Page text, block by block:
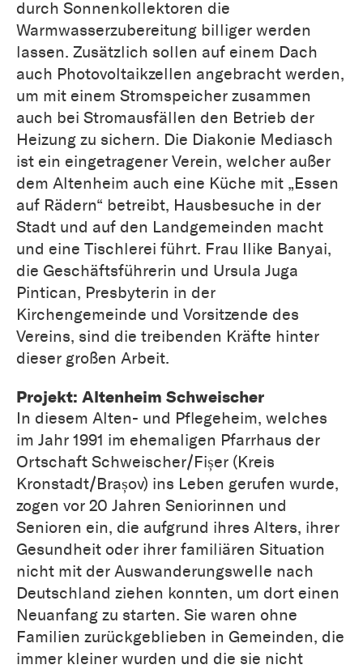
durch Sonnenkollektoren die
Warmwasserzubereitung billiger werden
lassen. Zusätzlich sollen auf einem Dach
auch Photovoltaikzellen angebracht werden,
um mit einem Stromspeicher zusammen
auch bei Stromausfällen den Betrieb der
Heizung zu sichern. Die Diakonie Mediasch
ist ein eingetragener Verein, welcher außer
dem Altenheim auch eine Küche mit „Essen
auf Rädern“ betreibt, Hausbesuche in der
Stadt und auf den Landgemeinden macht
und eine Tischlerei führt. Frau Ilike Banyai,
die Geschäftsführerin und Ursula Juga
Pintican, Presbyterin in der
Kirchengemeinde und Vorsitzende des
Vereins, sind die treibenden Kräfte hinter
dieser großen Arbeit.
Projekt: Altenheim Schweischer
In diesem Alten- und Pflegeheim, welches
im Jahr 1991 im ehemaligen Pfarrhaus der
Ortschaft Schweischer/Fișer (Kreis
Kronstadt/Brașov) ins Leben gerufen wurde,
zogen vor 20 Jahren Seniorinnen und
Senioren ein, die aufgrund ihres Alters, ihrer
Gesundheit oder ihrer familiären Situation
nicht mit der Auswanderungswelle nach
Deutschland ziehen konnten, um dort einen
Neuanfang zu starten. Sie waren ohne
Familien zurückgeblieben in Gemeinden, die
immer kleiner wurden und die sie nicht